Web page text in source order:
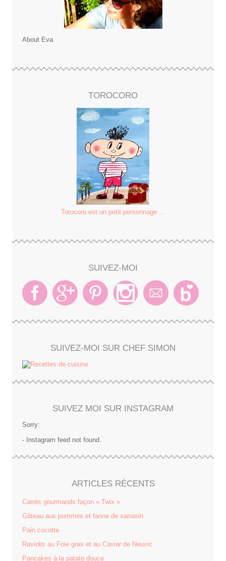
About Eva
TOROCORO
Torocoro est un petit personnage ...
SUIVEZ-MOI
SUIVEZ-MOI SUR CHEF SIMON
SUIVEZ MOI SUR INSTAGRAM
Sorry:
- Instagram feed not found.
ARTICLES RÉCENTS
Carrés gourmands façon « Twix »
Gâteau aux pommes et farine de sarrasin
Pain cocotte
Raviolis au Foie gras et au Caviar de Neuvic
Pancakes à la patate douce